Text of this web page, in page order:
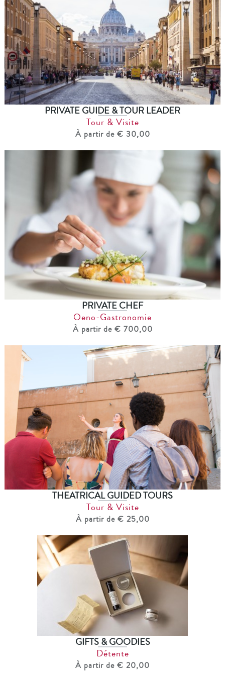
PRIVATE GUIDE & TOUR LEADER
Tour & Visite
À partir de € 30,00
PRIVATE CHEF
Oeno-Gastronomie
À partir de € 700,00
THEATRICAL GUIDED TOURS
Tour & Visite
À partir de € 25,00
GIFTS & GOODIES
Détente
À partir de € 20,00